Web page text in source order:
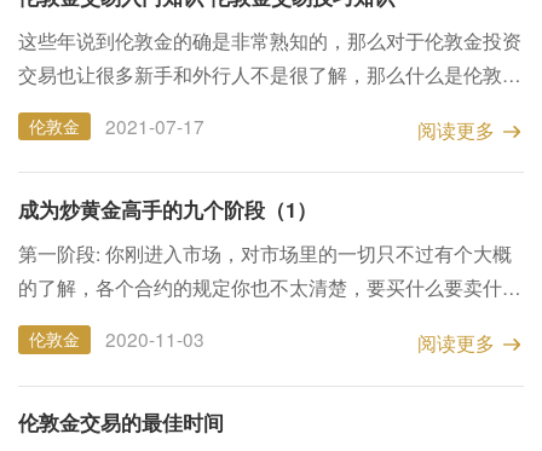
这些年说到伦敦金的确是非常熟知的，那么对于伦敦金投资
交易也让很多新手和外行人不是很了解，那么什么是伦敦金
呢？伦敦就能怎么投资呢？投资有哪些技巧呢？那么记下来
小编就来为大家详细介绍一下。 伦敦金是什么呢？伦敦金
就是...
伦敦金 2021-07-17 阅读更多
成为炒黄金高手的九个阶段（1）
第一阶段: 你刚进入市场，对市场里的一切只不过有个大概
的了解，各个合约的规定你也不太清楚，要买什么要卖什么
你也没什么主意，你的交易主要看各大网站上的评论，或者
听听朋友的建议，你总觉得他们说得都有道理。你的交易主
要...
伦敦金 2020-11-03 阅读更多
伦敦金交易的最佳时间